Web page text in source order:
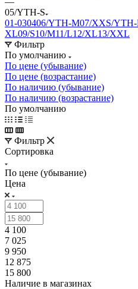
05/YTH-S
01-030406/YTH-M07/XXS/
XL09/S10/M11/L12/XL13/XXL
Фильтр
По умолчанию
По цене (убывание)
По цене (возрастание)
По наличию (убывание)
По наличию (возрастание)
По умолчанию
Фильтр
Сортировка
По цене (убывание)
Цена
4 100
7 025
9 950
12 875
15 800
Наличие в магазинах